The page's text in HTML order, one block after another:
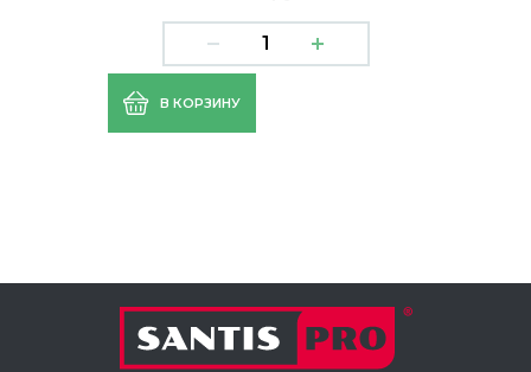
В КОРЗИНУ